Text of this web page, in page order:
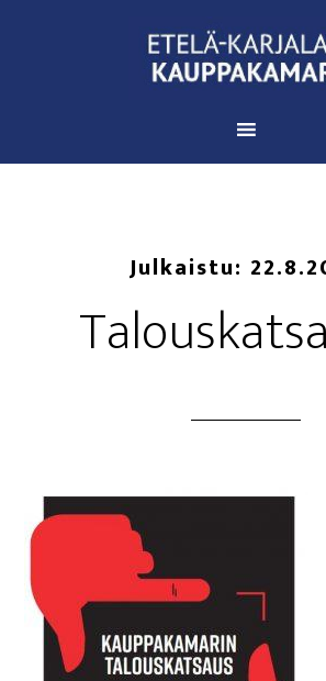
Julkaistu: